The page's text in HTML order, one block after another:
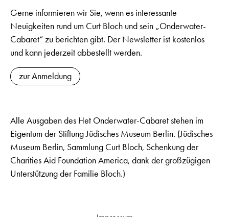
Gerne informieren wir Sie, wenn es interessante
Neuigkeiten rund um Curt Bloch und sein „Onderwater-
Cabaret“ zu berichten gibt. Der Newsletter ist kostenlos
und kann jederzeit abbestellt werden.
zur Anmeldung
Alle Ausgaben des Het Onderwater-Cabaret stehen im
Eigentum der Stiftung Jüdisches Museum Berlin. (Jüdisches
Museum Berlin, Sammlung Curt Bloch, Schenkung der
Charities Aid Foundation America, dank der großzügigen
Unterstützung der Familie Bloch.)